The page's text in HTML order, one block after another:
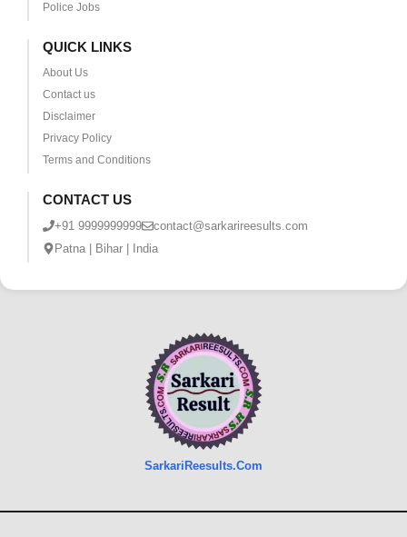
Police Jobs
QUICK LINKS
About Us
Contact us
Disclaimer
Privacy Policy
Terms and Conditions
CONTACT US
+91 9999999999
contact@sarkarireesults.com
Patna | Bihar | India
SarkariReesults.Com